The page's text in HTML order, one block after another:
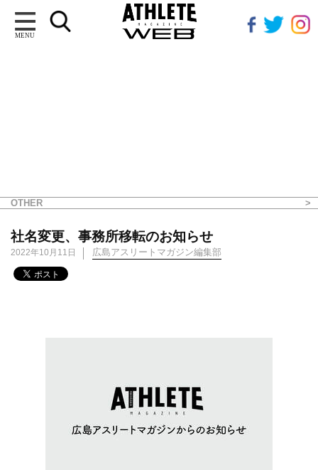
MENU
OTHER
社名変更、事務所移転のお知らせ
2022年10月11日 広島アスリートマガジン編集部